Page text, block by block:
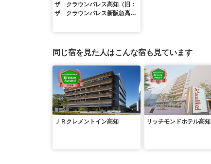
ザ クラウンパレス高知（旧：
ザ クラウンパレス新阪急高
同じ宿を見た人はこんな宿も見ています
ＪＲクレメントイン高知 リッチモンドホテル高知